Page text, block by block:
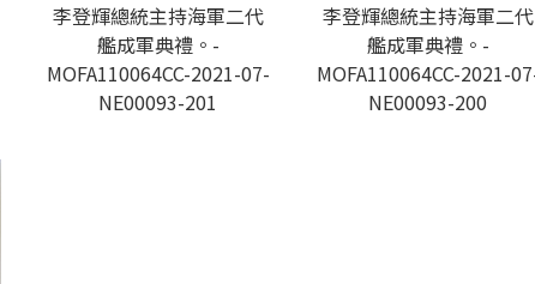
李登輝總統主持海軍二代
艦成軍典禮。-
MOFA110064CC-2021-07-
NE00093-201
李登輝總統主持海軍二代
艦成軍典禮。-
MOFA110064CC-2021-
NE00093-200